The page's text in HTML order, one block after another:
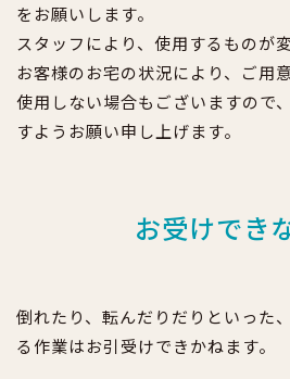
をお願いします。
スタッフにより、使用するものが
お客様のお宅の状況により、ご用
使用しない場合もございますので
すようお願い申し上げます。
お受けでき
倒れたり、転んだりだりといった
る作業はお引受けできかねます。